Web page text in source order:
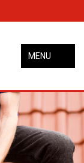
MENU